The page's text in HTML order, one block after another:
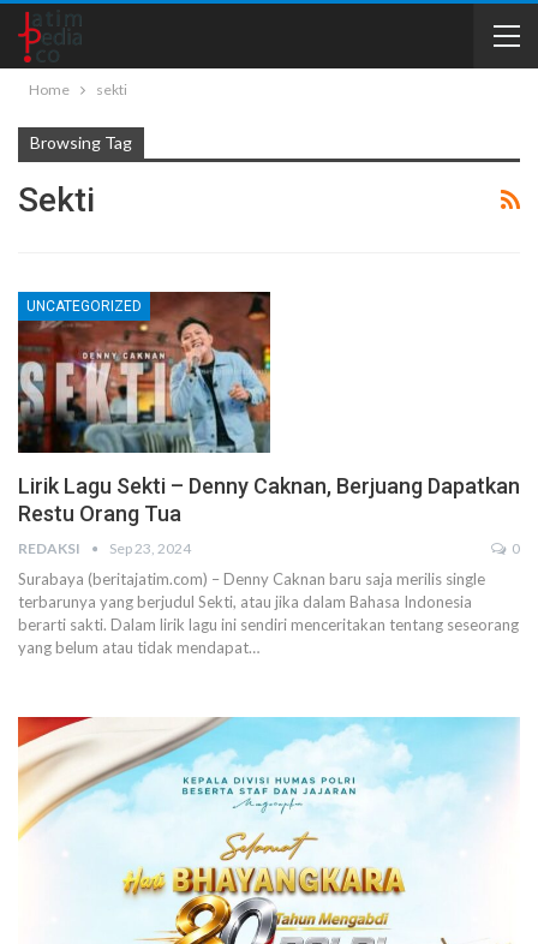
Home sekti
Browsing Tag
Sekti
UNCATEGORIZED
Lirik Lagu Sekti – Denny Caknan, Berjuang Dapatkan
Restu Orang Tua
REDAKSI Sep 23, 2024 0
Surabaya (beritajatim.com) – Denny Caknan baru saja merilis single
terbarunya yang berjudul Sekti, atau jika dalam Bahasa Indonesia
berarti sakti. Dalam lirik lagu ini sendiri menceritakan tentang seseorang
yang belum atau tidak mendapat…